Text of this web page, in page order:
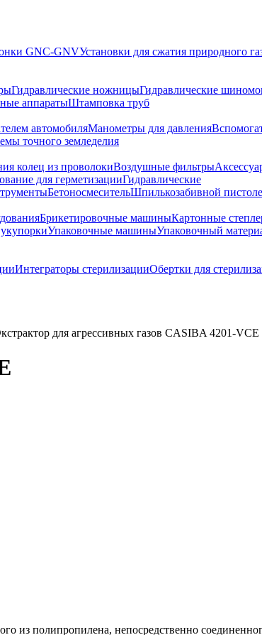
GNC-GNVУстановки для сжатия природного
Гидравлические ножницыГидравлические
аппаратыШтамповка труб
автомобиляМанометры для давления
точного земледелия
колец из проволокиВоздушные фильтры
для герметизацииГидравлические
БетоносмесительШпилькозабивной
Брикетировочные машиныКартонные
Упаковочные машиныУпаковочный
Интеграторы стерилизацииОбертки для
для агрессивных газов CASIBA 4201-VCE
из полипропилена, непосредственно